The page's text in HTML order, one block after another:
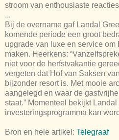
stroom van enthousiaste
...
Bij de overname gaf Landal
komende periode een groot
upgrade van luxe en service om
maken. Heerkens:
niet voor de herfstvakantie
vergeten dat Hof van Saksen
bijzonder resort is. Met mooie
aangelegd en waar de
staat.” Momenteel bekijkt
investeringsprogramma kan
Bron en hele artikel: Telegraaf